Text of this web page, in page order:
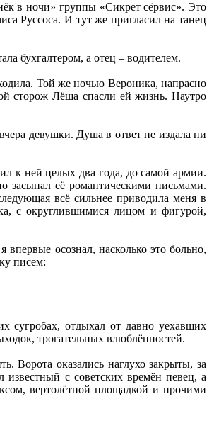
в ночи» группы «Сикрет сёрвис». Это
Руссоса. И тут же пригласил на танец
бухгалтером, а отец – водителем.
Той же ночью Вероника, напрасно
сторож Лёша спасли ей жизнь. Наутро
девушки. Душа в ответ не издала ни
к ней целых два года, до самой армии.
засыпал её романтическими письмами.
всё сильнее приводила меня в
с округлившимися лицом и фигурой,
осознал, насколько это больно,
писем:
сугробах, отдыхал от давно уехавших
трогательных влюблённостей.
Ворота оказались наглухо закрыты, за
с советских времён певец, а
вертолётной площадкой и прочими